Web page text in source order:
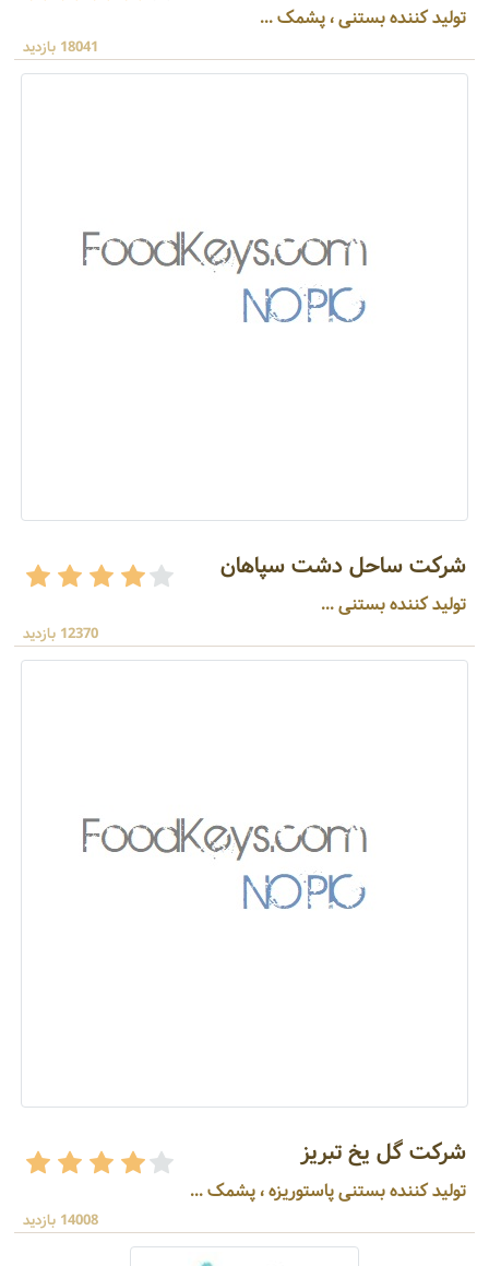
تولید کننده بستنی ، پشمک ...
18041 بازدید
شرکت ساحل دشت سپاهان
تولید کننده بستنی ...
12370 بازدید
شرکت گل یخ تبریز
تولید کننده بستنی پاستوریزه ، پشمک ...
14008 بازدید